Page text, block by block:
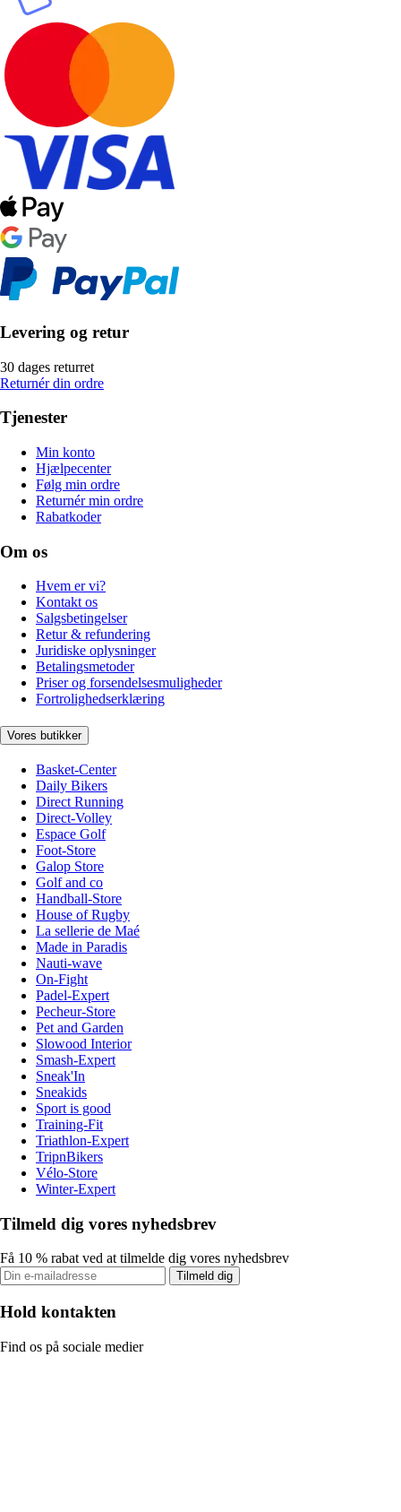
Levering og retur
30 dages returret
Returnér din ordre
Tjenester
Min konto
Hjælpecenter
Følg min ordre
Returnér min ordre
Rabatkoder
Om os
Hvem er vi?
Kontakt os
Salgsbetingelser
Retur & refundering
Juridiske oplysninger
Betalingsmetoder
Priser og forsendelsesmuligheder
Fortrolighedserklæring
Vores butikker
Basket-Center
Daily Bikers
Direct Running
Direct-Volley
Espace Golf
Foot-Store
Galop Store
Golf and co
Handball-Store
House of Rugby
La sellerie de Maé
Made in Paradis
Nauti-wave
On-Fight
Padel-Expert
Pecheur-Store
Pet and Garden
Slowood Interior
Smash-Expert
Sneak'In
Sneakids
Sport is good
Training-Fit
Triathlon-Expert
TripnBikers
Vélo-Store
Winter-Expert
Tilmeld dig vores nyhedsbrev
Få 10 % rabat ved at tilmelde dig vores nyhedsbrev
Tilmeld dig
Hold kontakten
Find os på sociale medier